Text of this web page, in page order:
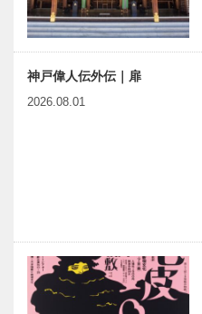
神戸偉人伝外伝｜扉
2026.08.01